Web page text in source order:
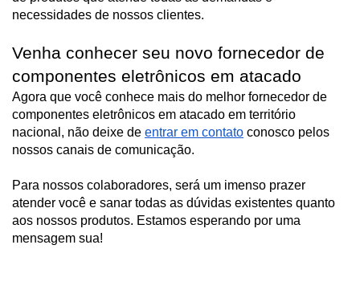
necessidades de nossos clientes.
Venha conhecer seu novo fornecedor de
componentes eletrônicos em atacado
Agora que você conhece mais do melhor fornecedor de
componentes eletrônicos em atacado em território
nacional, não deixe de entrar em contato conosco pelos
nossos canais de comunicação.
Para nossos colaboradores, será um imenso prazer
atender você e sanar todas as dúvidas existentes quanto
aos nossos produtos. Estamos esperando por uma
mensagem sua!